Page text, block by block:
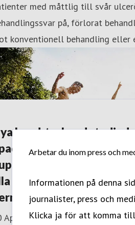
Arbetar du inom press och
Informationen på denna
journalister, press och
Klicka ja för att komma
med måttlig till svår
på, förlorat
konventionell behandling eller
head-to-head
(Rinvoq) är
(Dupixent)
sekundära effektmått
April 2024 08:00